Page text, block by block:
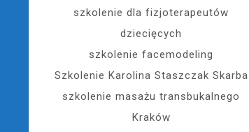
szkolenie dla fizjoterapeutów
dziecięcych
szkolenie facemodeling
Szkolenie Karolina Staszczak Skarba
szkolenie masażu transbukalnego
Kraków